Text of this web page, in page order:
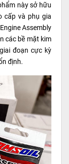
này sở hữu
cấp và phụ gia
Assembly
các bề mặt kim
đoạn cực kỳ
định.